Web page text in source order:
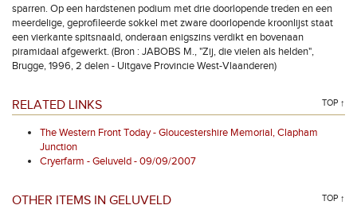
sparren. Op een hardstenen podium met drie doorlopende treden en een
meerdelige, geprofileerde sokkel met zware doorlopende kroonlijst staat
een vierkante spitsnaald, onderaan enigszins verdikt en bovenaan
piramidaal afgewerkt. (Bron : JABOBS M., "Zij, die vielen als helden",
Brugge, 1996, 2 delen - Uitgave Provincie West-Vlaanderen)
RELATED LINKS TOP ↑
The Western Front Today - Gloucestershire Memorial, Clapham
Junction
Cryerfarm - Geluveld - 09/09/2007
OTHER ITEMS IN GELUVELD TOP ↑